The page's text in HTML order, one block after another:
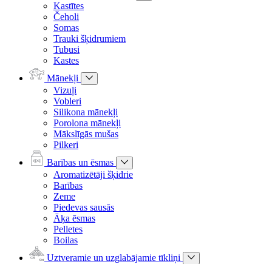
Kastītes
Čeholi
Somas
Trauki šķidrumiem
Tubusi
Kastes
Mānekļi
Vizuļi
Vobleri
Silikona mānekļi
Porolona mānekļi
Mākslīgās mušas
Pilkeri
Barības un ēsmas
Aromatizētāji šķidrie
Barības
Zeme
Piedevas sausās
Āķa ēsmas
Pelletes
Boilas
Uztveramie un uzglabājamie tīkliņi